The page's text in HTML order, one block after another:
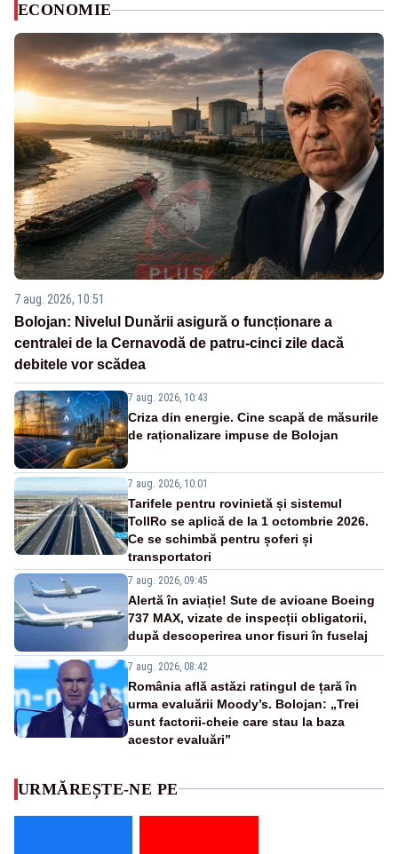
ECONOMIE
7 aug. 2026, 10:51
Bolojan: Nivelul Dunării asigură o funcționare a
centralei de la Cernavodă de patru-cinci zile dacă
debitele vor scădea
7 aug. 2026, 10:43
Criza din energie. Cine scapă de măsurile
de raționalizare impuse de Bolojan
7 aug. 2026, 10:01
Tarifele pentru rovinietă și sistemul
TollRo se aplică de la 1 octombrie 2026.
Ce se schimbă pentru șoferi și
transportatori
7 aug. 2026, 09:45
Alertă în aviație! Sute de avioane Boeing
737 MAX, vizate de inspecții obligatorii,
după descoperirea unor fisuri în fuselaj
7 aug. 2026, 08:42
România află astăzi ratingul de țară în
urma evaluării Moody’s. Bolojan: „Trei
sunt factorii-cheie care stau la baza
acestor evaluări”
URMĂREȘTE-NE PE